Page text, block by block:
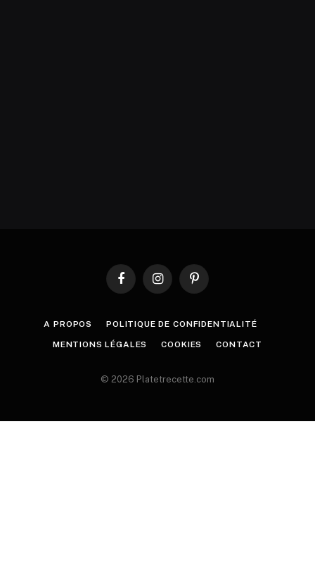
FacebookInstagramPinterest
A PROPOS POLITIQUE DE CONFIDENTIALITÉ
MENTIONS LÉGALES COOKIES CONTACT
© 2026 Platetrecette.com